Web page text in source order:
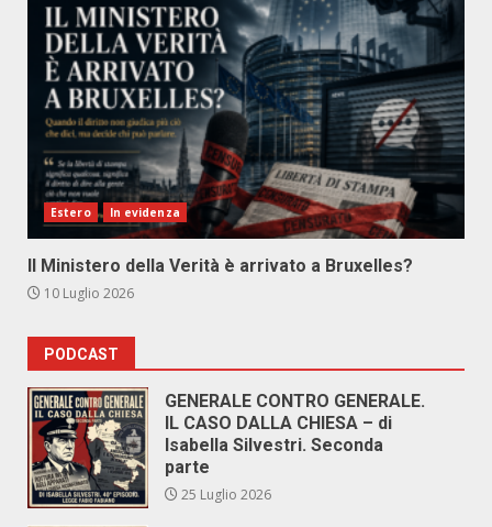
Estero In evidenza
Il Ministero della Verità è arrivato a Bruxelles?
10 Luglio 2026
PODCAST
GENERALE CONTRO GENERALE.
IL CASO DALLA CHIESA – di
Isabella Silvestri. Seconda
parte
25 Luglio 2026